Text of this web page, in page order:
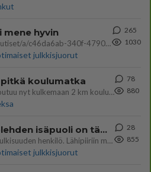
mene hyvin
https://www.iltalehti.fi/viihdeuutiset/a/c46da6ab-340f-4790-aaa7-0865eed2336 Yrityksen konkurssihakemus on tullut kärä
julkkisjuorut
265
1030
pitkä koulumatka
Hesarissa päivitellään lapset joutuu nyt kulkemaan 2 km kouluun jösses. Ruostefillarilla tuo matka menee vaikka miten äk
78
880
Tiesitkö? Martina Aitolehden isäpuoli on tämä suosittu laulaja
Martina Aitolehti on seurattu julkisuuden henkilö. Lähipiiriin mahtuu muitakin tunnettuja henkilöitä. Tiesitkö, että Ma
julkkisjuorut
28
855